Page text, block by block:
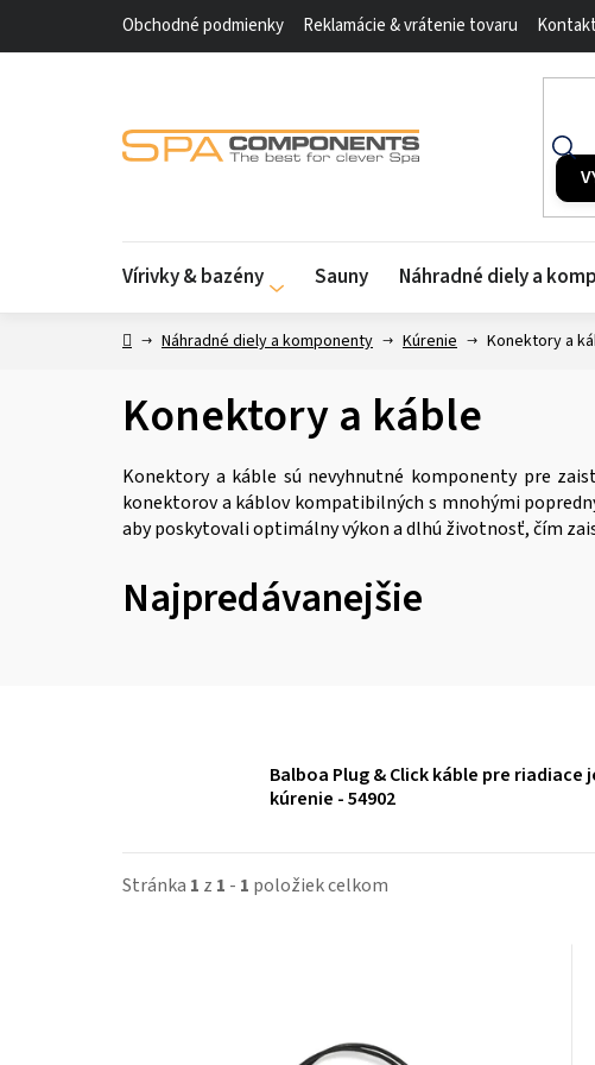
Obchodné podmienky Reklamácie & vrátenie tovaru
Vírivky & bazény Sauny Náhradné diely a
DomovNáhradné diely a komponenty Kúrenie Konektory a
Konektory a káble
Konektory a káble sú nevyhnutné komponenty pre
konektorov a káblov kompatibilných s mnohými
aby poskytovali optimálny výkon a dlhú životnosť, čím
Najpredávanejšie
Balboa Plug & Click káble pre riadiace
kúrenie - 54902
Stránka 1 z 1 - 1 položiek celkom